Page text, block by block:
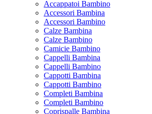
Accappatoi Bambino
Accessori Bambina
Accessori Bambino
Calze Bambina
Calze Bambino
Camicie Bambino
Cappelli Bambina
Cappelli Bambino
Cappotti Bambina
Cappotti Bambino
Completi Bambina
Completi Bambino
Coprispalle Bambina